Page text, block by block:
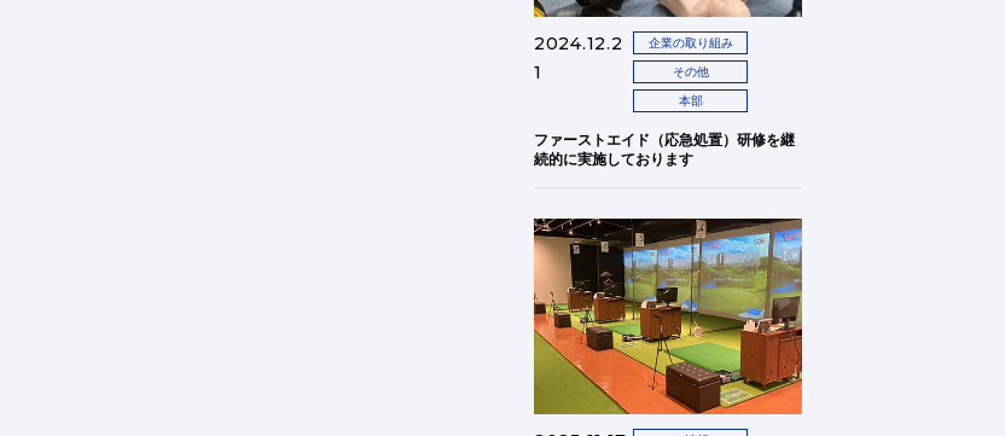
2024.12.2
1
企業の取り組み
その他
本部
ファーストエイド（応急処置）研修を継
続的に実施しております